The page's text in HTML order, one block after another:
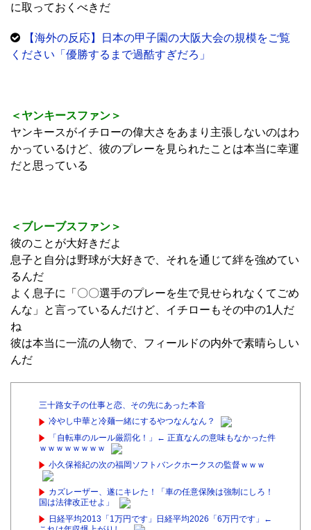
に取っておくべきだ
【海外の反応】日本の甲子園の大阪大会の規模をご覧
ください「優勝するまで過酷すぎだろ」
＜ヤンキースファン＞
ヤンキースがイチローの偉大さをあまり主張しないのはわ
かっているけど、彼のプレーを見られたことは本当に幸運
だと思っている
＜ブレーブスファン＞
彼のことが大好きだよ
息子と自分は野球が大好きで、それを通じて絆を強めてい
るんだ
よく息子に「〇〇選手のプレーを生で見せられなくてごめ
んな」と言っているんだけど、イチローもその中の1人だ
ね
彼は本当に一流の人物で、フィールドの内外で素晴らしい
んだ
三十路女子の仕事と恋、その先にあった本音
冷やし中華と冷麺一緒にするやつなんなん？
「自転車のルール厳罰化！」← 正直なんの意味もなかった件
ｗｗｗｗｗｗｗｗ
小久保裕紀の次の福岡ソフトバンクホークスの監督ｗｗｗ
カズレーザー、遂にキレた！「車の任意保険は強制にしろ！
国は法律改正せよ」
日経平均2013「1万円です」日経平均2026「6万円です」←